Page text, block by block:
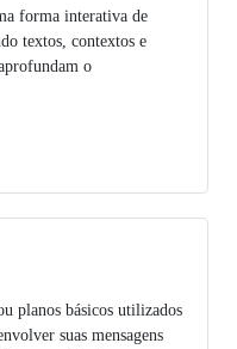
forma interativa de
textos, contextos e
o
planos básicos utilizados
suas mensagens